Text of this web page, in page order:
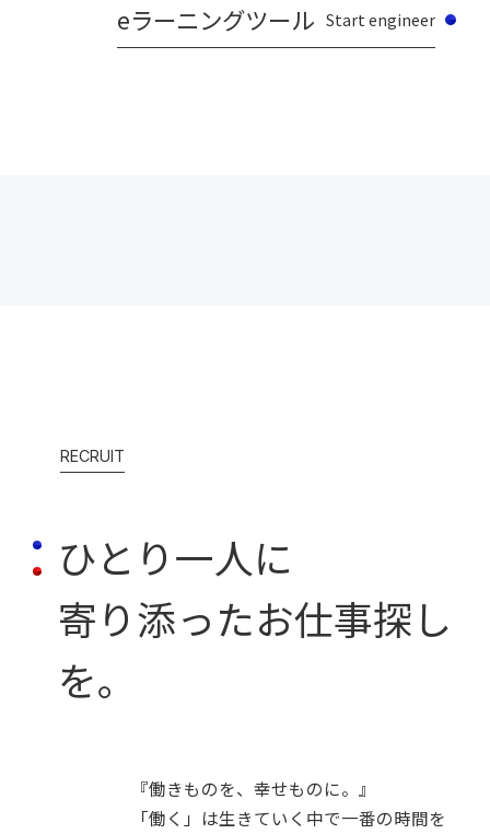
eラーニングツール Start engineer
RECRUIT
ひとり一人に
寄り添ったお仕事探し
を。
『働きものを、幸せものに。』
「働く」は生きていく中で一番の時間を